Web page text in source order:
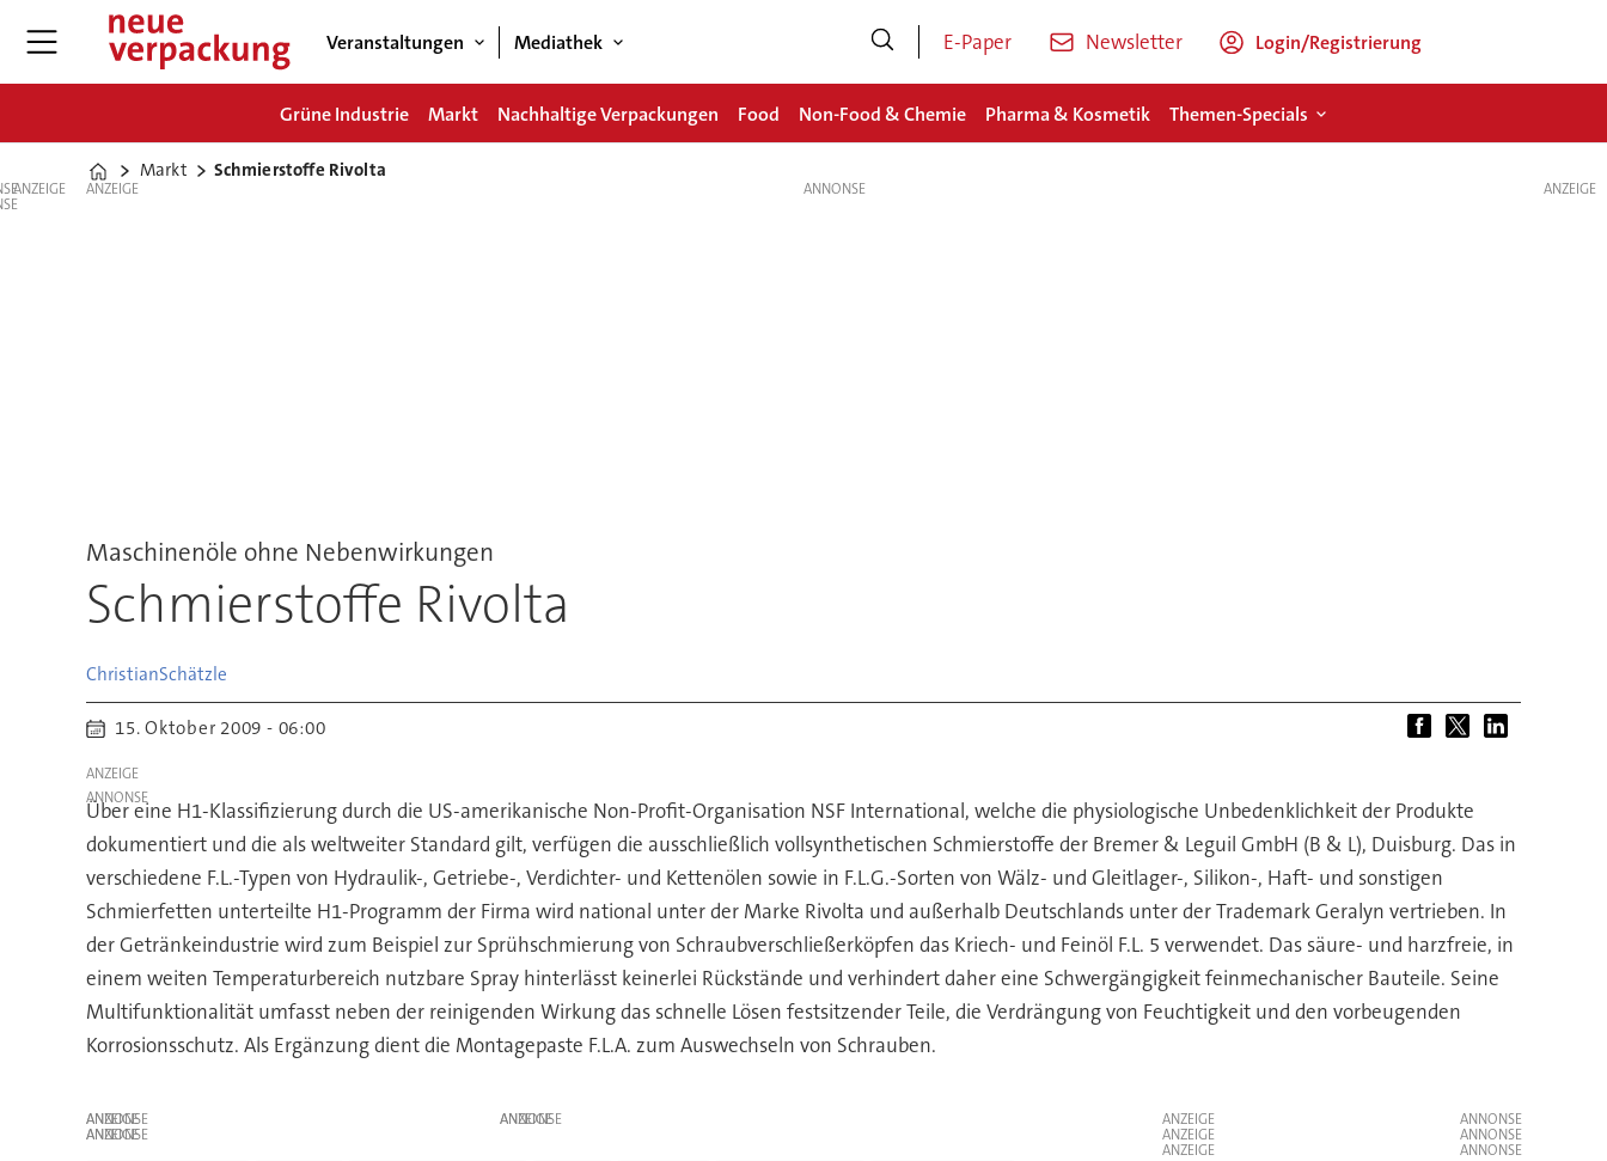
Veranstaltungen Mediathek E-Paper Newsletter Login/Registrierung
Grüne Industrie Markt Nachhaltige Verpackungen Food Non-Food & Chemie Pharma & Kosmetik Themen-Specials
Home
Markt Schmierstoffe Rivolta
ANZEIGE ANZEIGE
Maschinenöle ohne Nebenwirkungen
Schmierstoffe Rivolta
ChristianSchätzle
15. Oktober 2009 - 06:00
ANZEIGE
Über eine H1-Klassifizierung durch die US-amerikanische Non-Profit-Organisation NSF International, welche die physiologische Unbedenklichkeit der Produkte
dokumentiert und die als weltweiter Standard gilt, verfügen die ausschließlich vollsynthetischen Schmierstoffe der Bremer & Leguil GmbH (B & L), Duisburg. Das in
verschiedene F.L.-Typen von Hydraulik-, Getriebe-, Verdichter- und Kettenölen sowie in F.L.G.-Sorten von Wälz- und Gleitlager-, Silikon-, Haft- und sonstigen
Schmierfetten unterteilte H1-Programm der Firma wird national unter der Marke Rivolta und außerhalb Deutschlands unter der Trademark Geralyn vertrieben. In
der Getränkeindustrie wird zum Beispiel zur Sprühschmierung von Schraubverschließerköpfen das Kriech- und Feinöl F.L. 5 verwendet. Das säure- und harzfreie, in
einem weiten Temperaturbereich nutzbare Spray hinterlässt keinerlei Rückstände und verhindert daher eine Schwergängigkeit feinmechanischer Bauteile. Seine
Multifunktionalität umfasst neben der reinigenden Wirkung das schnelle Lösen festsitzender Teile, die Verdrängung von Feuchtigkeit und den vorbeugenden
Korrosionsschutz. Als Ergänzung dient die Montagepaste F.L.A. zum Auswechseln von Schrauben.
ANZEIGE ANZEIGE
ANZEIGE
ANZEIGE
ANZEIGE
ANZEIGE
ANZEIGE